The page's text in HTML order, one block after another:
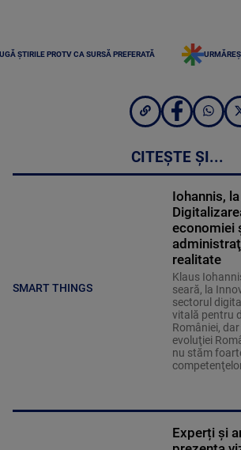
ȘTIRILE PROTV CA SURSĂ PREFERATĂ
CITEȘTE ȘI...
SMART THINGS
Iohannis,
economiei
realitate
Klaus
seară, la
sectorul
vitală pentru
României,
evoluţiei
nu stăm
Experți și